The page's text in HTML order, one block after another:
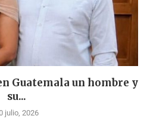
Guatemala un hombre y
su...
julio, 2026